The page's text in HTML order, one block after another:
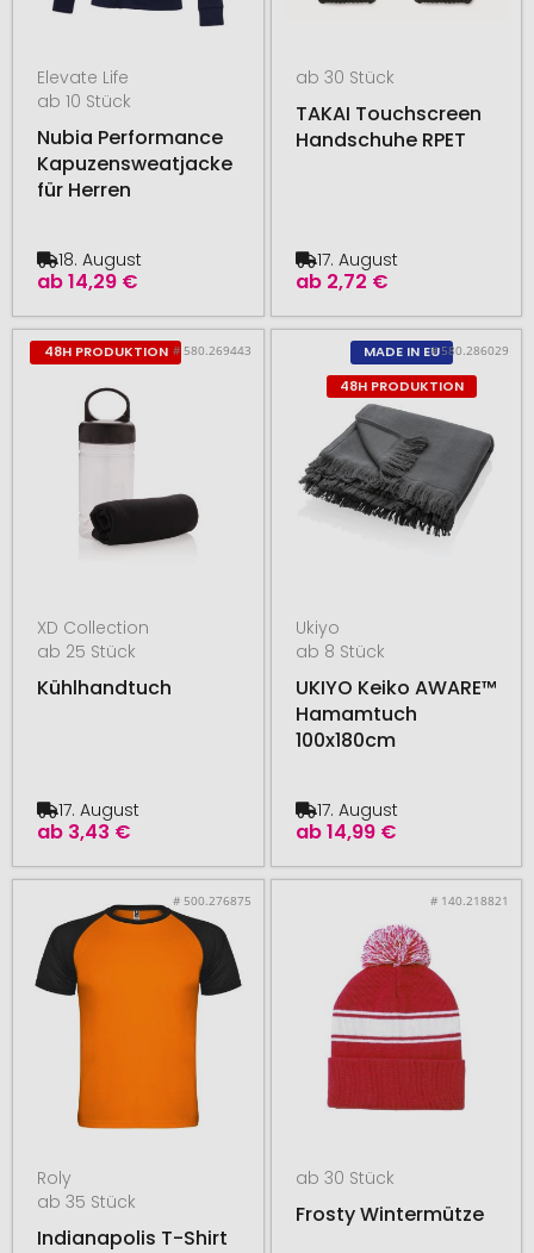
Elevate Life
ab 10 Stück
Nubia Performance
Kapuzensweatjacke
für Herren
ab14,29 €
18. August
ab 30 Stück
TAKAI Touchscreen
Handschuhe RPET
ab 2,72 €
17. August
48H PRODUKTION # 580.269443
XD Collection
ab 25 Stück
Kühlhandtuch
ab 3,43 €
17. August
MADE IN EU
48H PRODUKTION
# 580.286029
Ukiyo
ab 8 Stück
UKIYO Keiko AWARE™
Hamamtuch
100x180cm
ab14,99 €
17. August
# 500.276875
Roly
ab 35 Stück
Indianapolis T-Shirt
# 140.218821
ab 30 Stück
Frosty Wintermütze